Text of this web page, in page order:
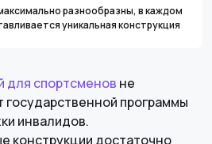
разнообразны, в каждом
уникальная конструкция
для спортсменов не
государственной программы
инвалидов.
конструкции достаточно